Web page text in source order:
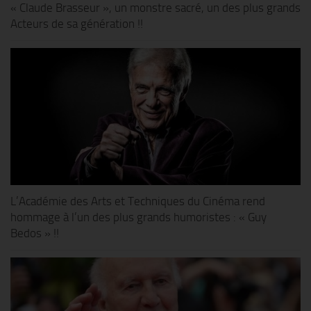
« Claude Brasseur », un monstre sacré, un des plus grands
Acteurs de sa génération !!
L’Académie des Arts et Techniques du Cinéma rend
hommage à l’un des plus grands humoristes : « Guy
Bedos » !!